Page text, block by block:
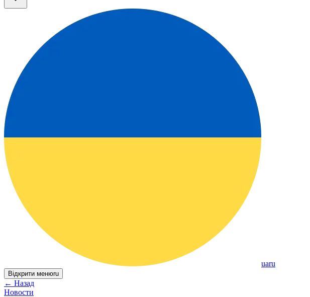
uaru
Відкрити менюru
← Назад
Новости